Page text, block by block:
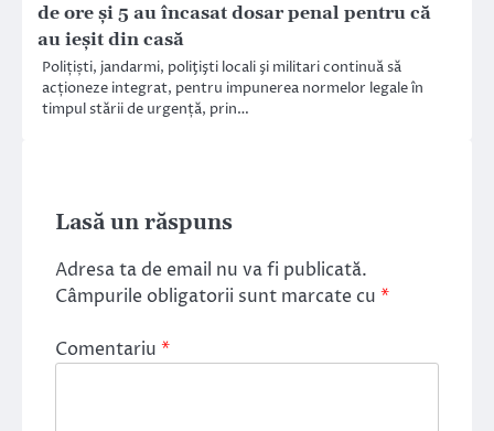
de ore și 5 au încasat dosar penal pentru că
au ieșit din casă
Polițiști, jandarmi, poliţişti locali şi militari continuă să
acționeze integrat, pentru impunerea normelor legale în
timpul stării de urgență, prin…
Lasă un răspuns
Adresa ta de email nu va fi publicată.
Câmpurile obligatorii sunt marcate cu *
Comentariu *